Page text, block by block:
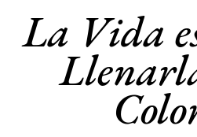
La Vida